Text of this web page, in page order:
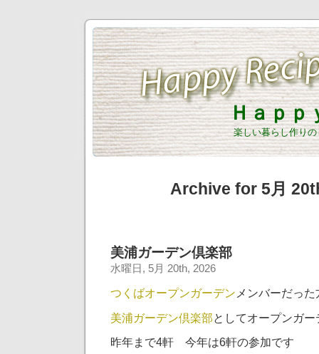
Ｈａｐ
楽しい暮らし作り
Archive for 5月
美浦ガーデン倶楽部
水曜日, 5月 20th, 2026
つくばオープンガーデン メンバーだっ
美浦ガーデン倶楽部としてオープンガ
昨年まで4軒 今年は6軒の参加です